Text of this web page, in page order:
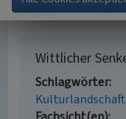
Wittlicher
Schlagwörter